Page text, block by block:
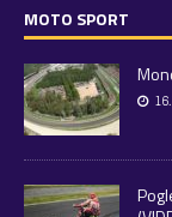
MOTO SPORT